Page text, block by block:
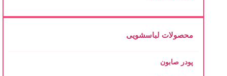
محصولات لباسشویی
پودر صابون